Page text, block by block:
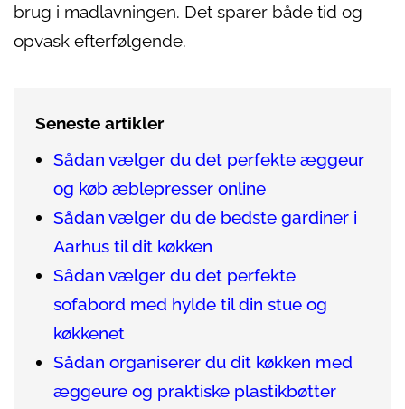
brug i madlavningen. Det sparer både tid og
opvask efterfølgende.
Seneste artikler
Sådan vælger du det perfekte æggeur
og køb æblepresser online
Sådan vælger du de bedste gardiner i
Aarhus til dit køkken
Sådan vælger du det perfekte
sofabord med hylde til din stue og
køkkenet
Sådan organiserer du dit køkken med
æggeure og praktiske plastikbøtter